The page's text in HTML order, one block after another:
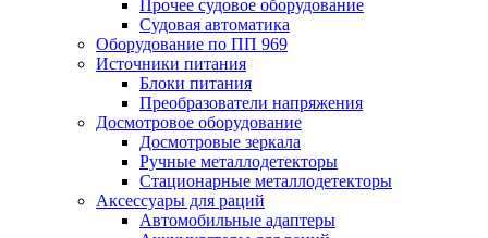
Прочее судовое оборудование
Судовая автоматика
Оборудование по ПП 969
Источники питания
Блоки питания
Преобразователи напряжения
Досмотровое оборудование
Досмотровые зеркала
Ручные металлодетекторы
Стационарные металлодетекторы
Аксессуары для раций
Автомобильные адаптеры